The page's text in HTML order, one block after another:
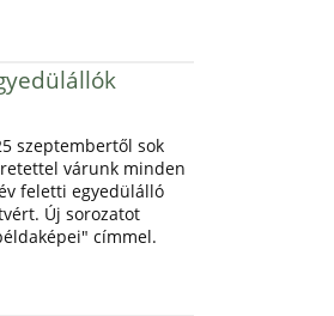
szeptembertől sok
várunk minden
feletti egyedülálló
Új sorozatot
címmel.